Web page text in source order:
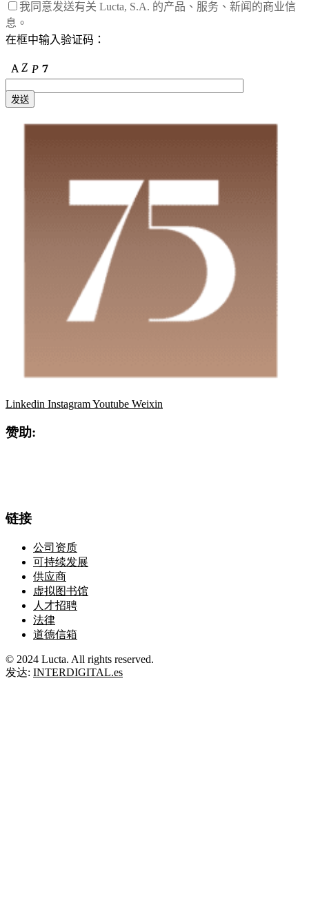
我同意发送有关 Lucta, S.A. 的产品、服务、新闻的商业信
息。
在框中输入验证码：
发送
Linkedin InstagramYoutube Weixin
赞助:
链接
公司资质
可持续发展
供应商
虚拟图书馆
人才招聘
法律
道德信箱
© 2024 Lucta. All rights reserved.
发达: INTERDIGITAL.es